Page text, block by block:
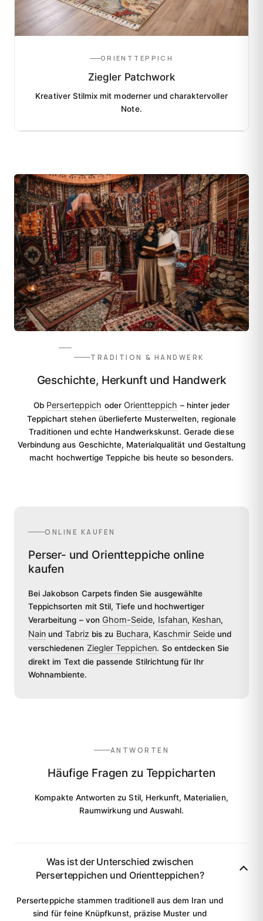
ORIENTTEPPICH
Ziegler Patchwork
Kreativer Stilmix mit moderner und charaktervoller
Note.
TRADITION & HANDWERK
Geschichte, Herkunft und Handwerk
Ob Perserteppich oder Orientteppich – hinter jeder
Teppichart stehen überlieferte Musterwelten, regionale
Traditionen und echte Handwerkskunst. Gerade diese
Verbindung aus Geschichte, Materialqualität und Gestaltung
macht hochwertige Teppiche bis heute so besonders.
ONLINE KAUFEN
Perser- und Orientteppiche online
kaufen
Bei Jakobson Carpets finden Sie ausgewählte
Teppichsorten mit Stil, Tiefe und hochwertiger
Verarbeitung – von Ghom-Seide, Isfahan, Keshan,
Nain und Tabriz bis zu Buchara, Kaschmir Seideund
verschiedenen Ziegler Teppichen. So entdecken Sie
direkt im Text die passende Stilrichtung für Ihr
Wohnambiente.
ANTWORTEN
Häufige Fragen zu Teppicharten
Kompakte Antworten zu Stil, Herkunft, Materialien,
Raumwirkung und Auswahl.
Was ist der Unterschied zwischen
Perserteppichen und Orientteppichen?
Perserteppiche stammen traditionell aus dem Iran und
sind für feine Knüpfkunst, präzise Muster und